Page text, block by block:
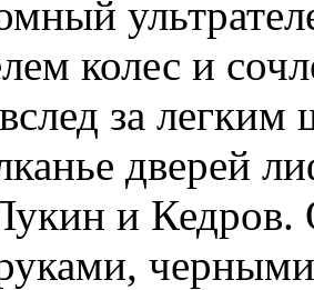
колес и
вслед за легким
дверей
и Кедров.